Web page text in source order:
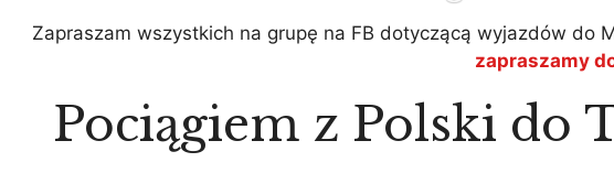
Zapraszam wszystkich na grupę na FB dotyczącą wyjazdów do
zapraszamy
Pociągiem z Polski do